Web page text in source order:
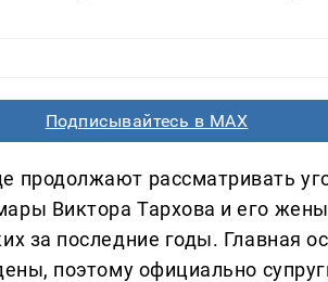
Подписывайтесь в MAX
продолжают рассматривать
Виктора Тархова и его
за последние годы. Главная
поэтому официально